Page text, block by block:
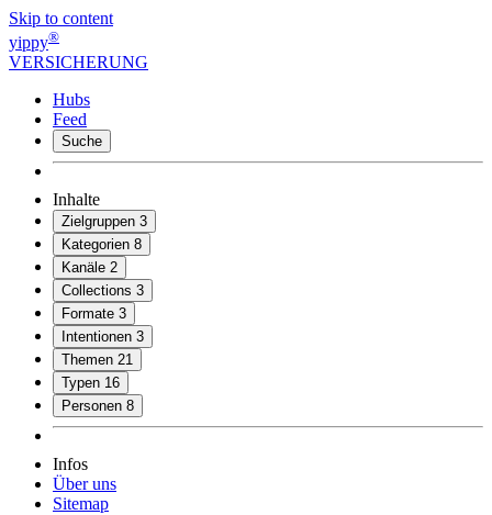
Skip to content
yippy®
VERSICHERUNG
Hubs
Feed
Suche
Inhalte
Zielgruppen 3
Kategorien 8
Kanäle 2
Collections 3
Formate 3
Intentionen 3
Themen 21
Typen 16
Personen 8
Infos
Über uns
Sitemap